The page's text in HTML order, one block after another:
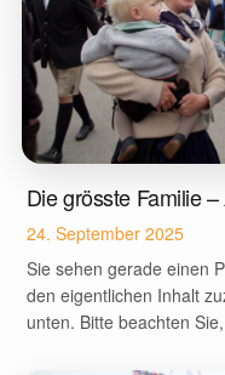
Die grösste Familie
24. September 2025
Sie sehen gerade einen
den eigentlichen Inhalt
unten. Bitte beachten